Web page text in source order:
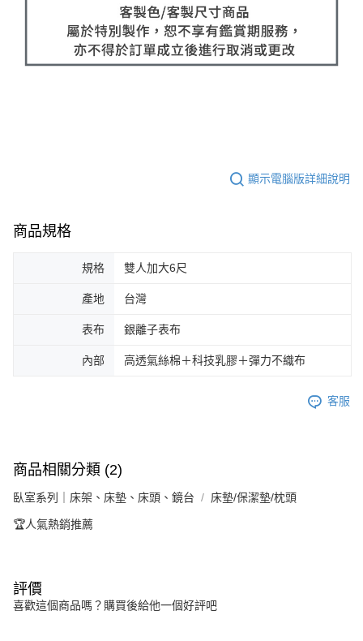
顯示電腦版詳細說明
商品規格
規格 雙人加大6尺
產地 台灣
表布 銀離子表布
內部 高透氣絲棉＋科技乳膠＋彈力不織布
客服
商品相關分類 (2)
臥室系列｜床架、床墊、床頭、鏡台 床墊/保潔墊/枕頭
🏆人氣熱銷推薦
評價
喜歡這個商品嗎？購買後給他一個好評吧